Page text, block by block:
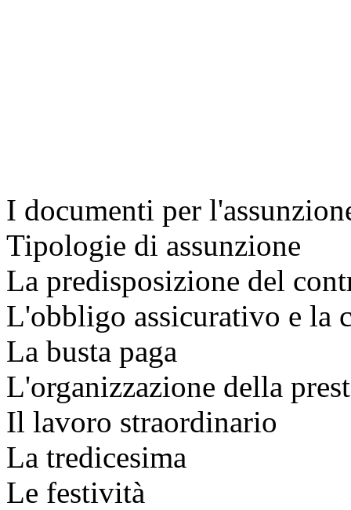
I documenti per
Tipologie di assunzione
La predisposizione del
L'obbligo assicurativo e la
La busta paga
L'organizzazione della
Il lavoro straordinario
La tredicesima
Le festività